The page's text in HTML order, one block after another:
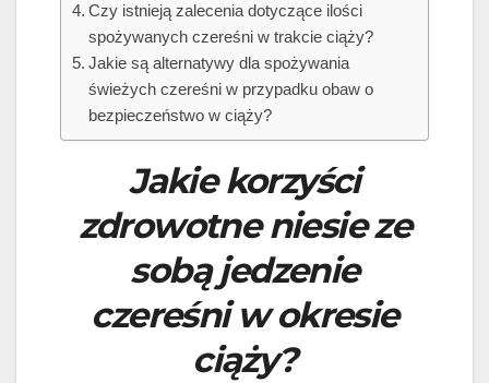
Czy istnieją zalecenia dotyczące ilości
spożywanych czereśni w trakcie ciąży?
Jakie są alternatywy dla spożywania
świeżych czereśni w przypadku obaw o
bezpieczeństwo w ciąży?
Jakie korzyści
zdrowotne niesie ze
sobą jedzenie
czereśni w okresie
ciąży?